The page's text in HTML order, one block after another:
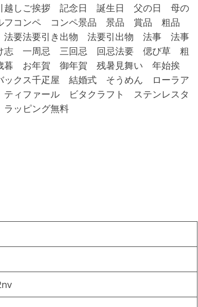
しご挨拶 記念日 誕生日 父の日 母の
フコンペ コンペ景品 景品 賞品 粗品
要法要引き出物 法要引出物 法事 法事
志 一周忌 三回忌 回忌法要 偲び草 粗
お年賀 御年賀 残暑見舞い 年始挨
クス千疋屋 結婚式 そうめん ローラア
ファール ビタクラフト ステンレスタ
ッピング無料